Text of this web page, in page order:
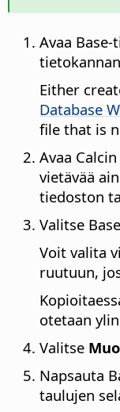
Avaa
Either
Database
file that is
Avaa
vietävää
tiedoston
Valitse
Voit valita
ruutuun,
otetaan
Valitse
Napsauta
taulujen